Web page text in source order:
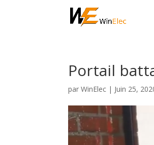
Portail
parWinElec | Juin 25,